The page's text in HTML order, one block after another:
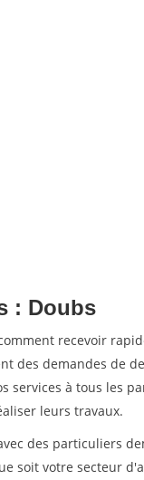
: Doubs
recevoir
des demandes de
services à tous les
leurs travaux.
des particuliers
soit votre secteur